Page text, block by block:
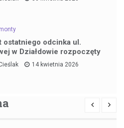
ostatniego odcinka ul.
w Działdowie rozpoczęty
14 kwietnia 2026